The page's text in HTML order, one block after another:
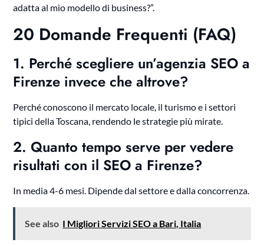
adatta al mio modello di business?”.
20 Domande Frequenti (FAQ)
1. Perché scegliere un’agenzia SEO a
Firenze invece che altrove?
Perché conoscono il mercato locale, il turismo e i settori
tipici della Toscana, rendendo le strategie più mirate.
2. Quanto tempo serve per vedere
risultati con il SEO a Firenze?
In media 4-6 mesi. Dipende dal settore e dalla concorrenza.
See also I Migliori Servizi SEO a Bari, Italia